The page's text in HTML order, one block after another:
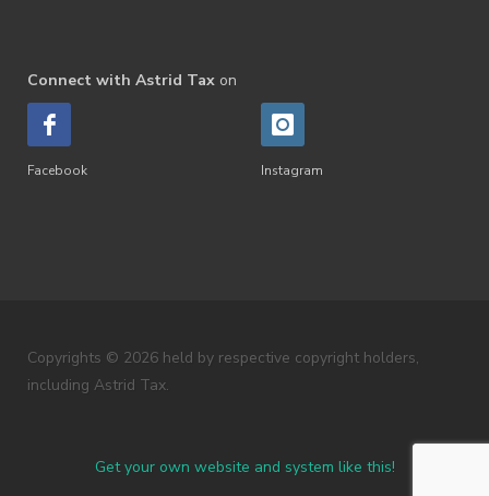
Connect with Astrid Tax on
Facebook Instagram
Copyrights © 2026 held by respective copyright holders,
including Astrid Tax.
Get your own website and system like this!